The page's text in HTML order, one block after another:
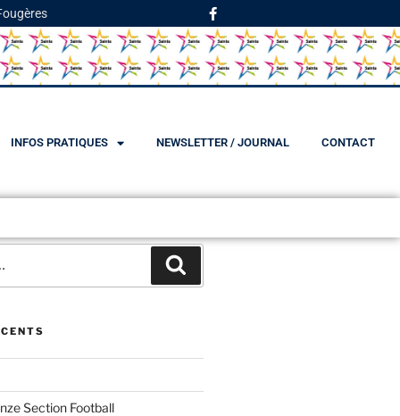
INFOS PRATIQUES NEWSLETTER / JOURNAL CONTACT
Section Football